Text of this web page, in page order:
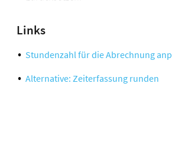
Links
Stundenzahl für die Abrechnung
Alternative: Zeiterfassung runden